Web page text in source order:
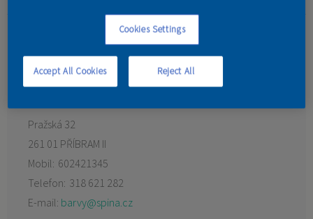
KONTAKT
Špina - barvy, laky,
drogerie, parfumerie
Pražská 32
261 01 PŘÍBRAM II
Mobil: 602421345
Telefon: 318 621 282
E-mail: barvy@spina.cz
Cookies Settings
Reject All
Accept All Cookies